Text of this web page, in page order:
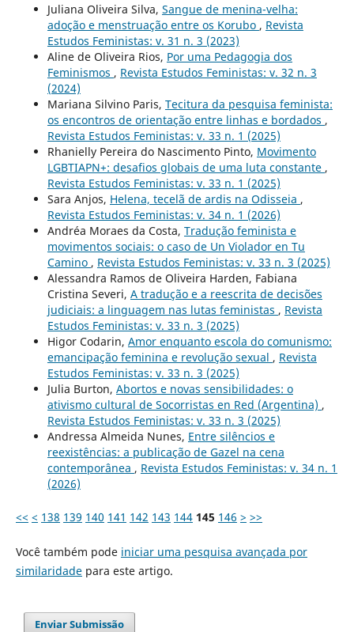
Juliana Oliveira Silva, Sangue de menina-velha:
adoção e menstruação entre os Korubo , Revista
Estudos Feministas: v. 31 n. 3 (2023)
Aline de Oliveira Rios, Por uma Pedagogia dos
Feminismos , Revista Estudos Feministas: v. 32 n. 3
(2024)
Mariana Silvino Paris, Tecitura da pesquisa feminista:
os encontros de orientação entre linhas e bordados ,
Revista Estudos Feministas: v. 33 n. 1 (2025)
Rhanielly Pereira do Nascimento Pinto, Movimento
LGBTIAPN+: desafios globais de uma luta constante ,
Revista Estudos Feministas: v. 33 n. 1 (2025)
Sara Anjos, Helena, tecelã de ardis na Odisseia ,
Revista Estudos Feministas: v. 34 n. 1 (2026)
Andréa Moraes da Costa, Tradução feminista e
movimentos sociais: o caso de Un Violador en Tu
Camino , Revista Estudos Feministas: v. 33 n. 3 (2025)
Alessandra Ramos de Oliveira Harden, Fabiana
Cristina Severi, A tradução e a reescrita de decisões
judiciais: a linguagem nas lutas feministas , Revista
Estudos Feministas: v. 33 n. 3 (2025)
Higor Codarin, Amor enquanto escola do comunismo:
emancipação feminina e revolução sexual , Revista
Estudos Feministas: v. 33 n. 3 (2025)
Julia Burton, Abortos e novas sensibilidades: o
ativismo cultural de Socorristas en Red (Argentina) ,
Revista Estudos Feministas: v. 33 n. 3 (2025)
Andressa Almeida Nunes, Entre silêncios e
reexistências: a publicação de Gazel na cena
contemporânea , Revista Estudos Feministas: v. 34 n. 1
(2026)
<< < 138 139 140 141 142 143 144 145 146 > >>
Você também pode iniciar uma pesquisa avançada por
similaridadepara este artigo.
Enviar Submissão